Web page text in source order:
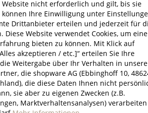
nicht erforderlich und gilt, bis sie
Ihre Einwilligung unter
Drittanbieter erteilen und jederzeit für
Website verwendet Cookies, um eine
bieten zu können. Mit Klick auf
akzeptieren / etc.]“ erteilen Sie Ihre
Weitergabe über Ihr Verhalten in
die shopware AG (Ebbinghoff 10,
die diese Daten Ihnen nicht
sie aber zu eigenen Zwecken (z.B.
Marktverhaltensanalysen) verarbeiten